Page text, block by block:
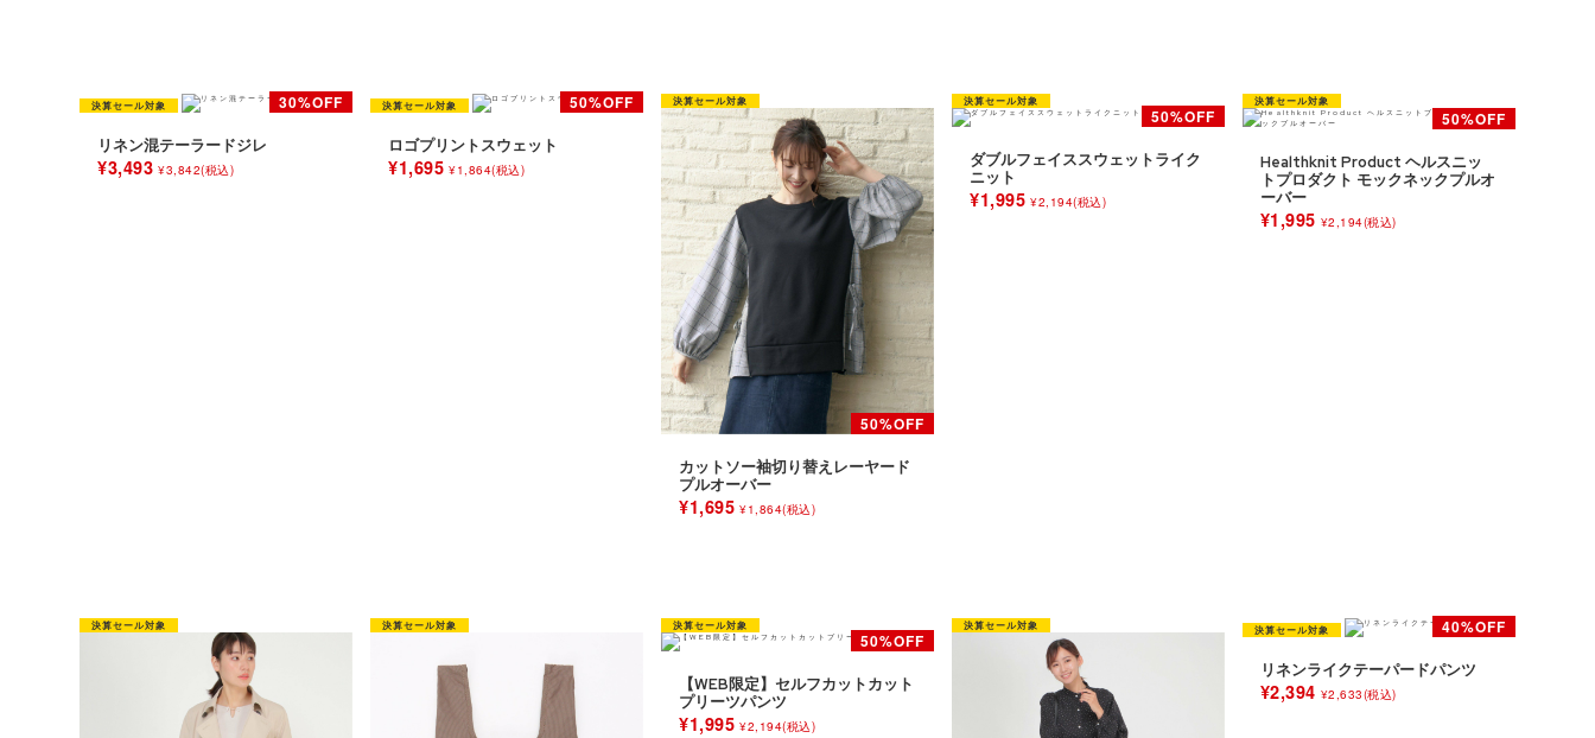
リネン混テーラードジレ
¥3,493 ¥3,842(税込)
ロゴプリントスウェット
¥1,695 ¥1,864(税込)
カットソー袖切り替えレーヤード
プルオーバー
¥1,695 ¥1,864(税込)
ダブルフェイススウェットライク
ニット
¥1,995 ¥2,194(税込)
Healthknit Product ヘルスニッ
トプロダクト モックネックプルオ
ーバー
¥1,995 ¥2,194(税込)
【WEB限定】セルフカットカット
プリーツパンツ
¥1,995 ¥2,194(税込)
リネンライクテーパードパンツ
¥2,394 ¥2,633(税込)